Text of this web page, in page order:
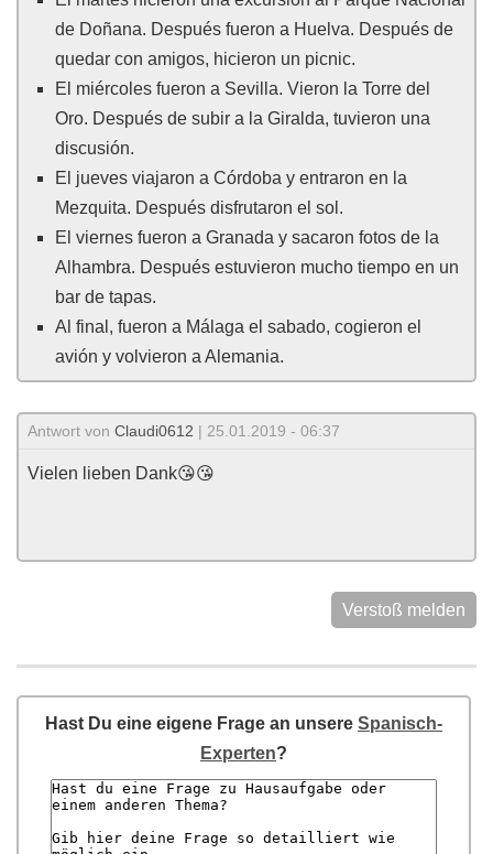
de Doñana. Después fueron a Huelva. Después de
quedar con amigos, hicieron un picnic.
El miércoles fueron a Sevilla. Vieron la Torre del
Oro. Después de subir a la Giralda, tuvieron una
discusión.
El jueves viajaron a Córdoba y entraron en la
Mezquita. Después disfrutaron el sol.
El viernes fueron a Granada y sacaron fotos de la
Alhambra. Después estuvieron mucho tiempo en un
bar de tapas.
Al final, fueron a Málaga el sabado, cogieron el
avión y volvieron a Alemania.
Antwort von Claudi0612 | 25.01.2019 - 06:37
Vielen lieben Dank😘😘
Verstoß melden
Hast Du eine eigene Frage an unsere Spanisch-
Experten?